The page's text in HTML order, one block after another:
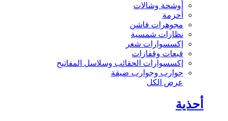
أوشحة وشالات
أحزمة
مجوهرات فاشن
نظارات شمسية
إكسسوارات شعر
قبعات وقفازات
إكسسوارات الحقائب وسلاسل المفاتيح
جوارب وجوارب ضيقة
عرض الكل
أحذية